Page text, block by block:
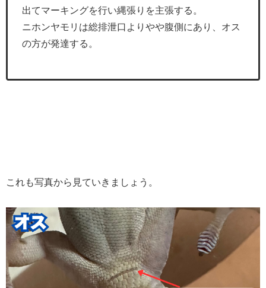
出てマーキングを行い縄張りを主張する。
ニホンヤモリは総排泄口よりやや腹側にあり、オス
の方が発達する。
これも写真から見ていきましょう。